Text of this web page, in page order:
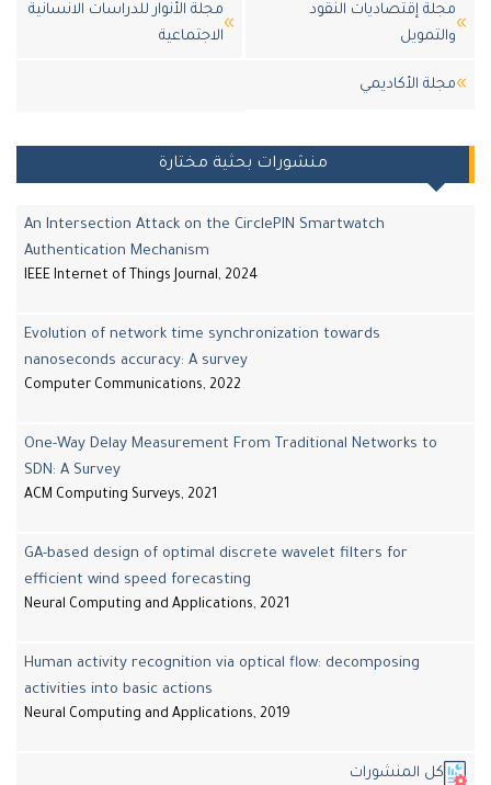
إقتصاديات النقود
مجلة الأنوار للدراسات الانسانية
الاجتماعية
اﻷكاديمي
منشورات بحثية مختارة
An Intersection Attack on the CirclePIN Smartwatch
Authentication Mechanism
IEEE Internet of Things Journal, 2024
Evolution of network time synchronization towards
nanoseconds accuracy: A survey
Computer Communications, 2022
One-Way Delay Measurement From Traditional Networks to
SDN: A Survey
ACM Computing Surveys, 2021
GA-based design of optimal discrete wavelet filters for
efficient wind speed forecasting
Neural Computing and Applications, 2021
Human activity recognition via optical flow: decomposing
activities into basic actions
Neural Computing and Applications, 2019
المنشورات